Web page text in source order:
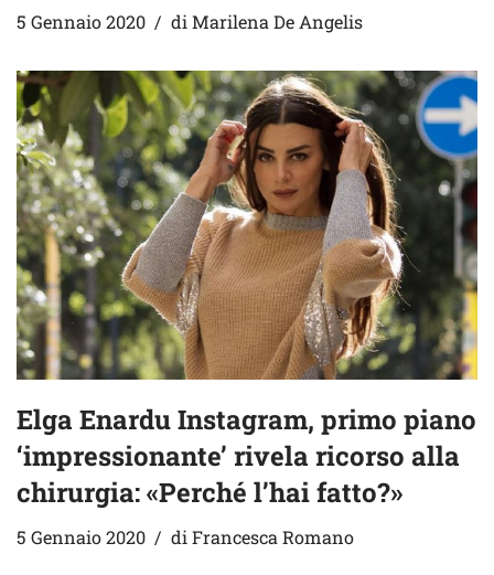
5 Gennaio 2020 di Marilena De Angelis
Elga Enardu Instagram, primo piano
‘impressionante’ rivela ricorso alla
chirurgia: «Perché l’hai fatto?»
5 Gennaio 2020 di Francesca Romano